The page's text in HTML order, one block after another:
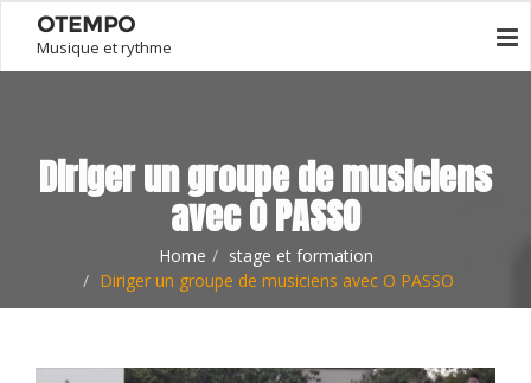
OTEMPO
Musique et rythme
Diriger un groupe de musiciens
avec O PASSO
Home
stage et formation
Diriger un groupe de musiciens avec O PASSO